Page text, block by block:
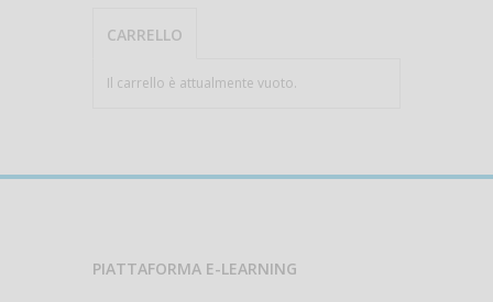
CARRELLO
Il carrello è attualmente vuoto.
PIATTAFORMA E-LEARNING